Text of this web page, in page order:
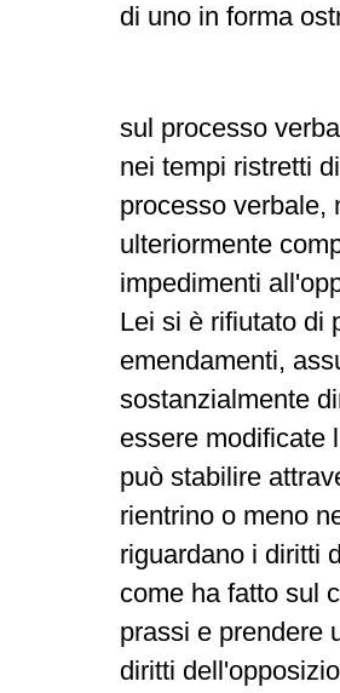
di uno in forma
sul processo
nei tempi ristretti
processo verbale,
ulteriormente
impedimenti
Lei si è rifiutato di
emendamenti,
sostanzialmente
essere modificate
può stabilire
rientrino o meno
riguardano i diritti
come ha fatto sul
prassi e prendere
diritti